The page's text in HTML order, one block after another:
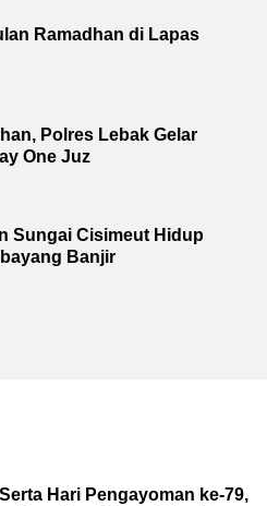
Ramadhan di Lapas
Polres Lebak Gelar
One Juz
Sungai Cisimeut Hidup
Banjir
Hari Pengayoman ke-79,